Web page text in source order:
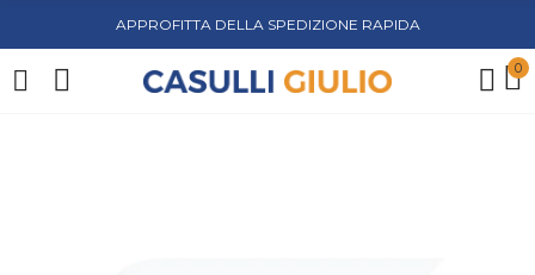
APPROFITTA DELLA SPEDIZIONE RAPIDA
0